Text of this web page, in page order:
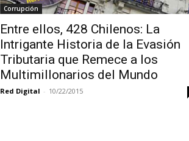
Corrupción
Entre ellos, 428 Chilenos: La
Intrigante Historia de la Evasión
Tributaria que Remece a los
Multimillonarios del Mundo
Red Digital - 10/22/2015